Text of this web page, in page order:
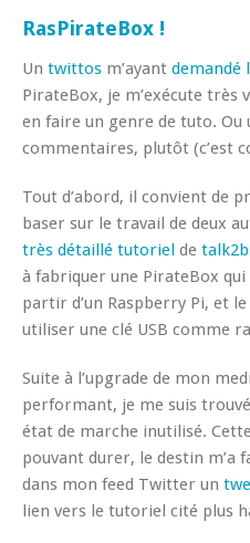
RasPirateBox !
Un twittos m’ayant demandé
PirateBox, je m’exécute
en faire un genre de tuto. Ou
commentaires, plutôt (c’est
Tout d’abord, il convient de
baser sur le travail de deux
très détaillé tutoriel de
à fabriquer une PirateBox
partir d’un Raspberry Pi, et le
utiliser une clé USB comme
Suite à l’upgrade de mon
performant, je me suis
état de marche inutilisé.
pouvant durer, le destin m’a
dans mon feed Twitter un
lien vers le tutoriel cité plus